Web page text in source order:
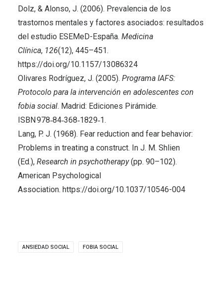
Dolz, & Alonso, J. (2006). Prevalencia de los
trastornos mentales y factores asociados: resultados
del estudio ESEMeD-España. Medicina
Clínica, 126(12), 445–451.
https://doi.org/10.1157/13086324
Olivares Rodríguez, J. (2005). Programa IAFS:
Protocolo para la intervención en adolescentes con
fobia social. Madrid: Ediciones Pirámide.
ISBN 978‑84‑368‑1829‑1.
Lang, P. J. (1968). Fear reduction and fear behavior:
Problems in treating a construct. In J. M. Shlien
(Ed.), Research in psychotherapy(pp. 90–102).
American Psychological
Association. https://doi.org/10.1037/10546-004
ANSIEDAD SOCIAL FOBIA SOCIAL